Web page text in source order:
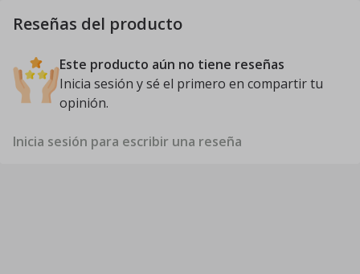
Reseñas del producto
Este producto aún no tiene reseñas
Inicia sesión y sé el primero en compartir tu
opinión.
Inicia sesión para escribir una reseña